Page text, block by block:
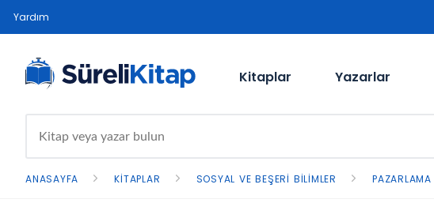
Yardım
Kitaplar Yazarlar
ANASAYFA KITAPLAR SOSYAL VE BEŞERI BILIMLER PAZARLAMA